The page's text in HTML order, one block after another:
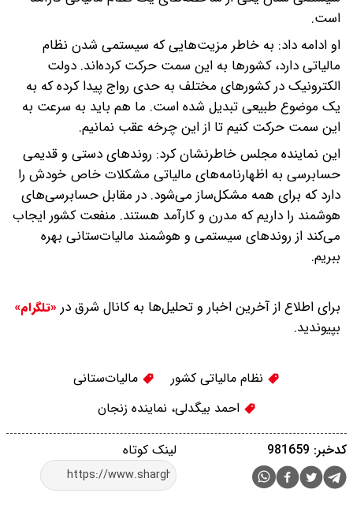
است.
او ادامه داد: به خاطر مزیت‌هایی که سیستمی شدن نظام
مالیاتی دارد، کشورها به این سمت حرکت کرده‌اند. دولت
الکترونیک در کشورهای مختلف به حدی رواج پیدا کرده که به
یک موضوع طبیعی تبدیل شده است. ما هم باید به سرعت به
این سمت حرکت کنیم تا از این چرخه عقب نمانیم.
این نماینده مجلس خاطرنشان کرد: روندهای دستی و قدیمی
حسابرسی به اظهارنامه‌های مالیاتی مشکلات خاص خودش را
دارد که برای همه مشکل‌ساز می‌شود. در مقابل حسابرسی‌های
هوشمند را داریم که مدرن و کارآمد هستند. منفعت کشور ایجاب
می‌کند از روندهای سیستمی و هوشمند مالیات‌ستانی بهره
ببریم.
برای اطلاع از آخرین اخبار و تحلیل‌ها به کانال شرق در «تلگرام»
بپیوندید.
نظام مالیاتی کشور
مالیات‌ستانی
احمد بیگدلی، نماینده زنجان
لینک کوتاه کدخبر: 981659